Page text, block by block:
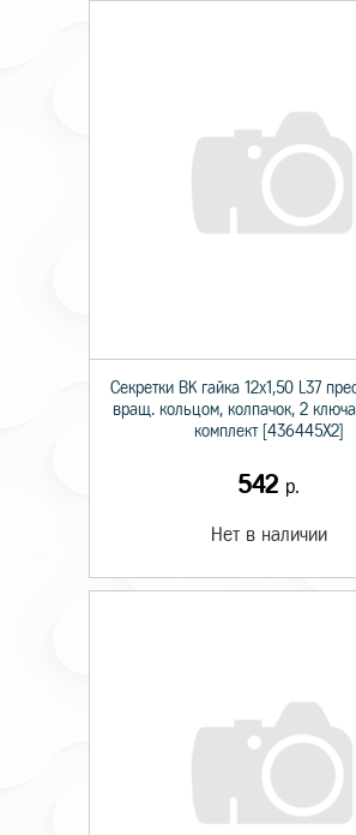
Секретки BK гайка 12х1,50 L37
вращ. кольцом, колпачок, 2
комплект [436445X2]
542 р.
Нет в наличии